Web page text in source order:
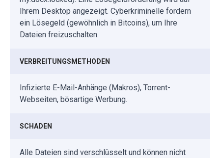
Ihrem Desktop angezeigt. Cyberkriminelle fordern
ein Lösegeld (gewöhnlich in Bitcoins), um Ihre
Dateien freizuschalten.
VERBREITUNGSMETHODEN
Infizierte E-Mail-Anhänge (Makros), Torrent-
Webseiten, bösartige Werbung.
SCHADEN
Alle Dateien sind verschlüsselt und können nicht